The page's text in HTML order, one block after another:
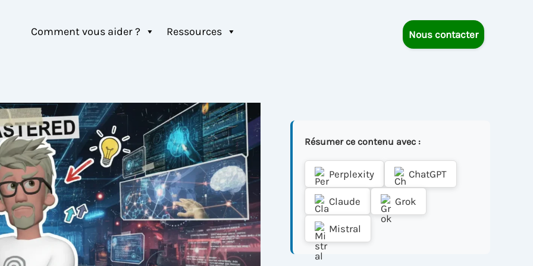
Comment vous aider ? Ressources Nous contacter
Résumer ce contenu avec :
Perplexity ChatGPT
Claude Grok
Mistral